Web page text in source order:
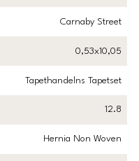
Carnaby Street
0,53x10,05
Tapethandelns Tapetset
12.8
Hernia Non Woven